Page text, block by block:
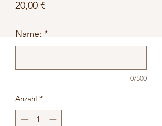
20,00 €Preis
Name: *
0/500
Anzahl *